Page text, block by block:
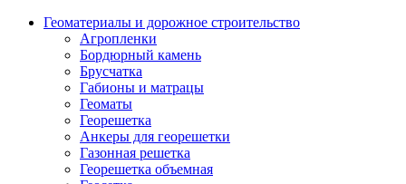
Геоматериалы и дорожное строительство
Агропленки
Бордюрный камень
Брусчатка
Габионы и матрацы
Геоматы
Георешетка
Анкеры для георешетки
Газонная решетка
Георешетка объемная